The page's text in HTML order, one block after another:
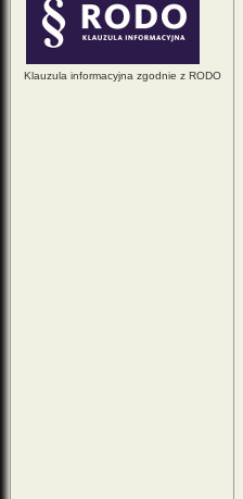
Klauzula informacyjna zgodnie z RODO